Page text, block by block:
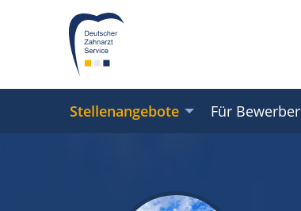
Stellenangebote Für Bewerber